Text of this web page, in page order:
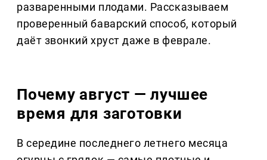
разваренными плодами. Рассказываем
проверенный баварский способ, который
даёт звонкий хруст даже в феврале.
Почему август — лучшее
время для заготовки
В середине последнего летнего месяца